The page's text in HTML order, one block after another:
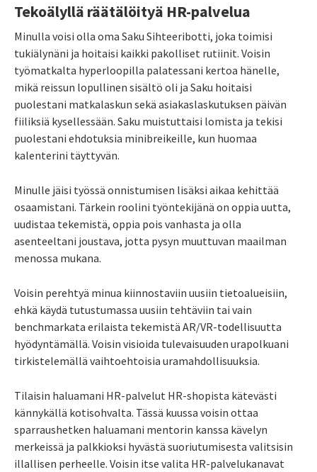
Tekoälyllä räätälöityä HR-palvelua
Minulla voisi olla oma Saku Sihteeribotti, joka toimisi
tukiälynäni ja hoitaisi kaikki pakolliset rutiinit. Voisin
työmatkalta hyperloopilla palatessani kertoa hänelle,
mikä reissun lopullinen sisältö oli ja Saku hoitaisi
puolestani matkalaskun sekä asiakaslaskutuksen päivän
fiiliksiä kysellessään. Saku muistuttaisi lomista ja tekisi
puolestani ehdotuksia minibreikeille, kun huomaa
kalenterini täyttyvän.
Minulle jäisi työssä onnistumisen lisäksi aikaa kehittää
osaamistani. Tärkein roolini työntekijänä on oppia uutta,
uudistaa tekemistä, oppia pois vanhasta ja olla
asenteeltani joustava, jotta pysyn muuttuvan maailman
menossa mukana.
Voisin perehtyä minua kiinnostaviin uusiin tietoalueisiin,
ehkä käydä tutustumassa uusiin tehtäviin tai vain
benchmarkata erilaista tekemistä AR/VR-todellisuutta
hyödyntämällä. Voisin visioida tulevaisuuden urapolkuani
tirkistelemällä vaihtoehtoisia uramahdollisuuksia.
Tilaisin haluamani HR-palvelut HR-shopista kätevästi
kännykällä kotisohvalta. Tässä kuussa voisin ottaa
sparraushetken haluamani mentorin kanssa kävelyn
merkeissä ja palkkioksi hyvästä suoriutumisesta valitsisin
illallisen perheelle. Voisin itse valita HR-palvelukanavat